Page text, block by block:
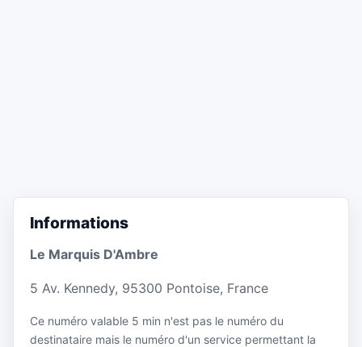
Informations
Le Marquis D'Ambre
5 Av. Kennedy, 95300 Pontoise, France
Ce numéro valable 5 min n'est pas le numéro du
destinataire mais le numéro d'un service permettant la